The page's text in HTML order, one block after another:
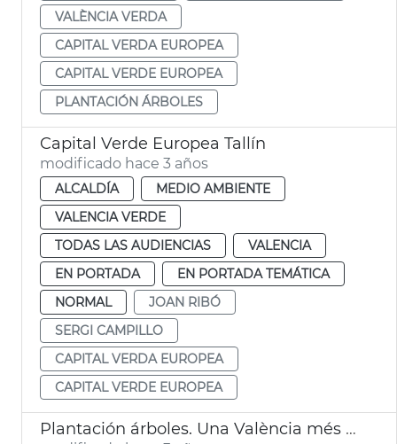
VALÈNCIA VERDA
CAPITAL VERDA EUROPEA
CAPITAL VERDE EUROPEA
PLANTACIÓN ÁRBOLES
Capital Verde Europea Tallín
modificado hace 3 años
ALCALDÍA
MEDIO AMBIENTE
VALENCIA VERDE
TODAS LAS AUDIENCIAS
VALENCIA
EN PORTADA
EN PORTADA TEMÁTICA
NORMAL
JOAN RIBÓ
SERGI CAMPILLO
CAPITAL VERDA EUROPEA
CAPITAL VERDE EUROPEA
Plantación árboles. Una València més verda